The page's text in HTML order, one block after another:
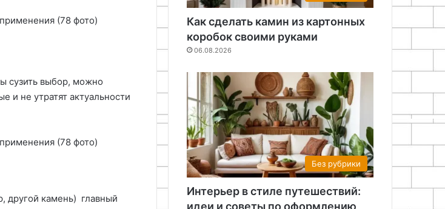
сузить выбор, можно
и не утратят актуальности
другой камень) главный
Как сделать камин из картонных
коробок своими руками
06.08.2026
Без рубрики
Интерьер в стиле путешествий:
идеи и советы по оформлению